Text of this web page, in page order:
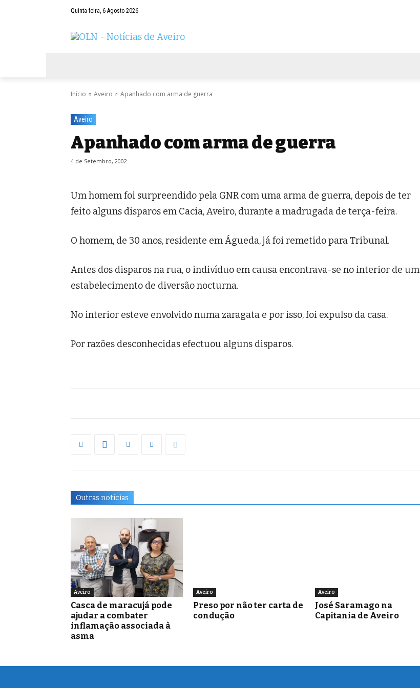
Quinta-feira, 6 Agosto 2026
Início Aveiro Apanhado com arma de guerra
Aveiro
Apanhado com arma de guerra
4 de Setembro, 2002
Um homem foi surpreendido pela GNR com uma arma de guerra, depois de ter
feito alguns disparos em Cacia, Aveiro, durante a madrugada de terça-feira.
O homem, de 30 anos, residente em Águeda, já foi remetido para Tribunal.
Antes dos disparos na rua, o indivíduo em causa encontrava-se no interior de um
estabelecimento de diversão nocturna.
No interior esteve envolvido numa zaragata e por isso, foi expulso da casa.
Por razões desconhecidas efectuou alguns disparos.
Outras notícias
Aveiro
Casca de maracujá pode
ajudar a combater
inflamação associada à
asma
Aveiro
Preso por não ter carta de
condução
Aveiro
José Saramago na
Capitania de Aveiro